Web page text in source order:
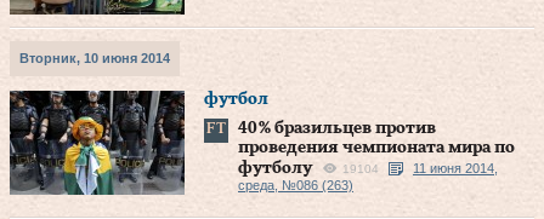
Вторник, 10 июня 2014
футбол
40 % бразильцев против
проведения чемпионата мира по
футболу
19104
11 июня 2014,
среда, №086 (263)